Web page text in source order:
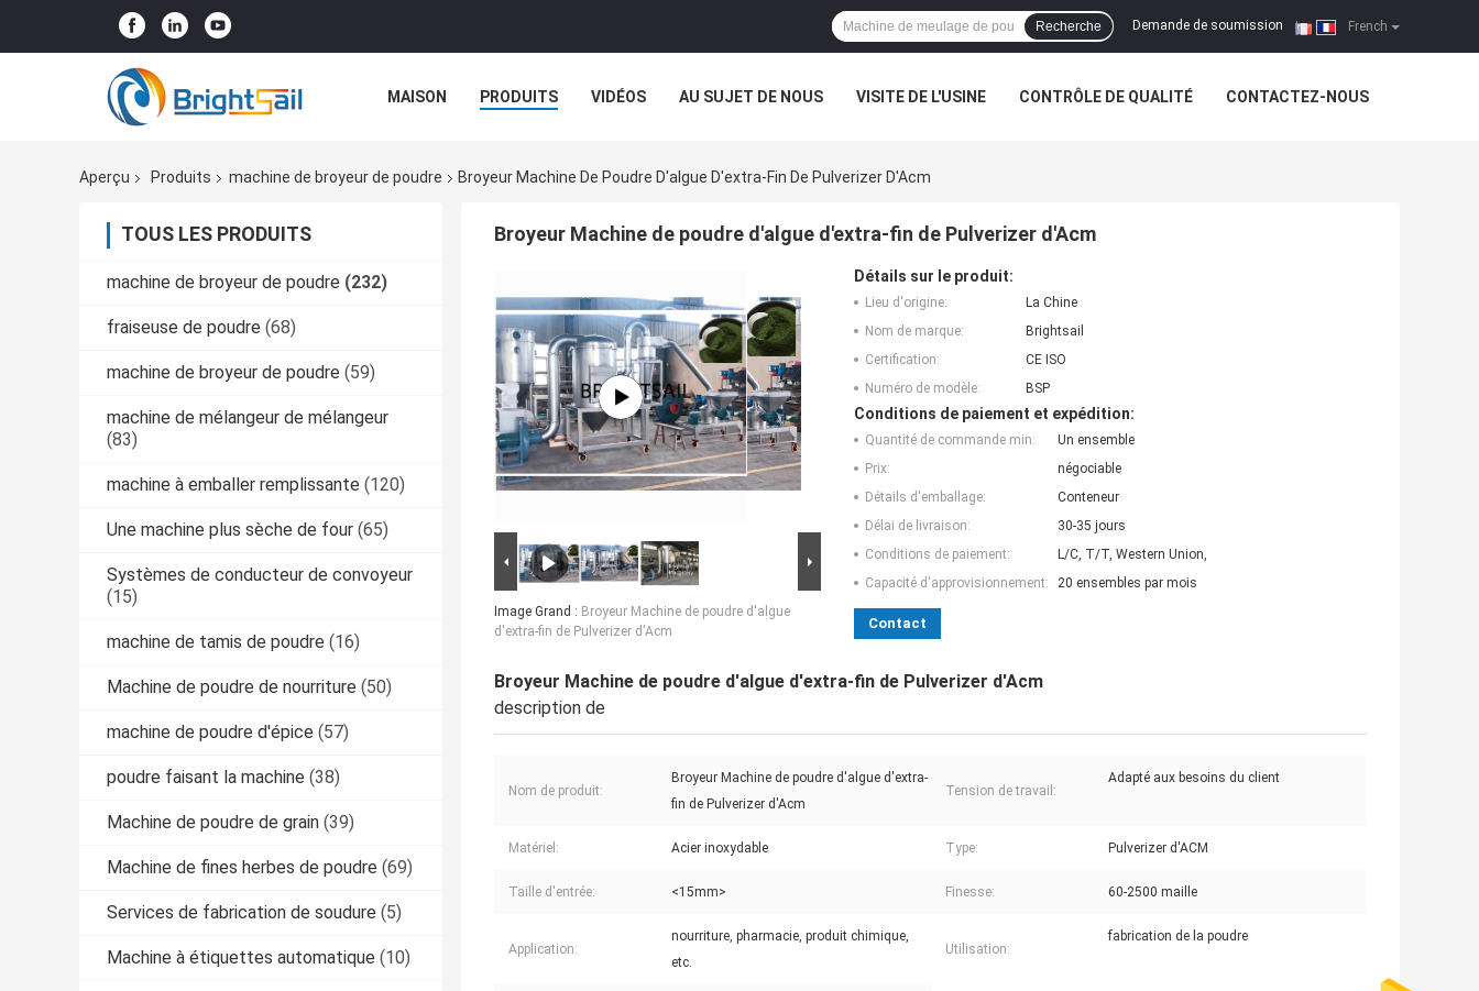
French
Demande de soumission |
Recherche
MAISON PRODUITS VIDÉOS AU SUJET DE NOUS VISITE DE L'USINE CONTRÔLE DE QUALITÉ CONTACTEZ-NOUS
Aperçu
Produits machine de broyeur de poudre Broyeur Machine De Poudre D'algue D'extra-Fin De Pulverizer D'Acm
TOUS LES PRODUITS
machine de broyeur de poudre (232)
fraiseuse de poudre (68)
machine de broyeur de poudre (59)
machine de mélangeur de mélangeur
(83)
machine à emballer remplissante (120)
Une machine plus sèche de four (65)
Systèmes de conducteur de convoyeur
(15)
machine de tamis de poudre (16)
Machine de poudre de nourriture (50)
machine de poudre d'épice (57)
poudre faisant la machine (38)
Machine de poudre de grain (39)
Machine de fines herbes de poudre (69)
Services de fabrication de soudure (5)
Machine à étiquettes automatique (10)
Broyeur Machine de poudre d'algue d'extra-fin de Pulverizer d'Acm
Image Grand : Broyeur Machine de poudre d'algue
d'extra-fin de Pulverizer d'Acm
Détails sur le produit:
Lieu d'origine:
La Chine
Nom de marque:
Brightsail
Certification:
CE ISO
Numéro de modèle:
BSP
Conditions de paiement et expédition:
Quantité de commande min:
Un ensemble
Prix:
négociable
Détails d'emballage:
Conteneur
Délai de livraison:
30-35 jours
Conditions de paiement:
L/C, T/T, Western Union,
Capacité d'approvisionnement:
20 ensembles par mois
Contact
Broyeur Machine de poudre d'algue d'extra-fin de Pulverizer d'Acm
description de
Nom de produit:
Broyeur Machine de poudre d'algue d'extra-
fin de Pulverizer d'Acm
Tension de travail:
Adapté aux besoins du client
Matériel: Acier inoxydable Type: Pulverizer d'ACM
Taille d'entrée: <15mm> Finesse: 60-2500 maille
Application:
nourriture, pharmacie, produit chimique,
etc.
Utilisation:
fabrication de la poudre